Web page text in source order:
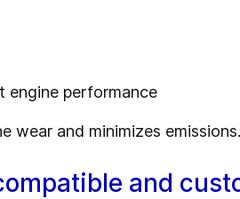
engine performance
wear and minimizes emissions.
and